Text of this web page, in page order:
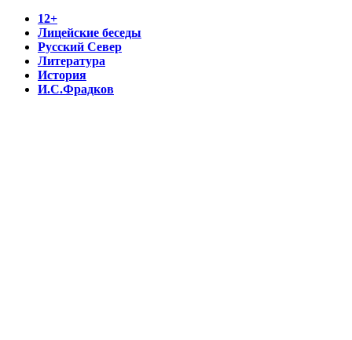
12+
Лицейские беседы
Русский Север
Литература
История
И.С.Фрадков